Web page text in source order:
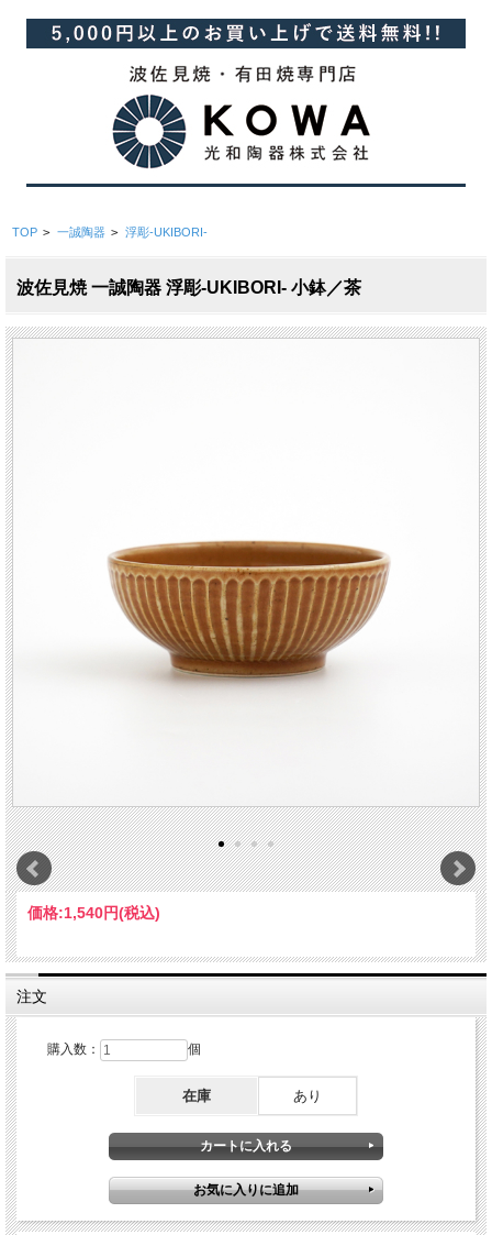
TOP > 一誠陶器 > 浮彫-UKIBORI-
波佐見焼 一誠陶器 浮彫-UKIBORI- 小鉢／茶
価格:1,540円(税込)
注文
購入数： 個
在庫 あり